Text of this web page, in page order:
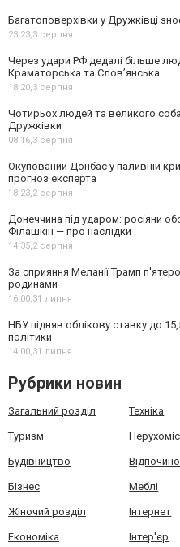
Багатоповерхівки у Дружківці
23:23,3 серпня
Через удари РФ дедалі більше
Краматорська та Слов’янська
18:20,3 серпня
Чотирьох людей та великого
Дружківки
08:16,3 серпня
Окупований Донбас у паливній
прогноз експерта
18:23,2 серпня
Донеччина під ударом: росіяни
Філашкін — про наслідки
14:35,2 серпня
За сприяння Меланії Трамп
родинами
16:00,31 липня
НБУ підняв облікову ставку до
політики
14:00,31 липня
Рубрики новин
Загальний розділ Техніка
Туризм
Будівництво
Бізнес Меблі
Жіночий розділ Інтернет
Економіка Інтер'єр